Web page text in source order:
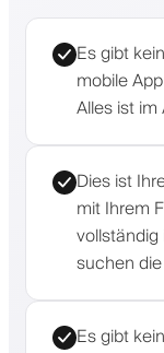
Es gibt
mobile
Alles ist
Dies ist
mit Ihrem
suchen
Es gibt